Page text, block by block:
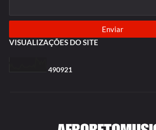
VISUALIZAÇÕES DO SITE
490921